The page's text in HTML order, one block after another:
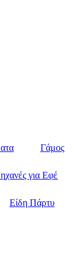
Γάμος
για Εφέ
Είδη Πάρτυ